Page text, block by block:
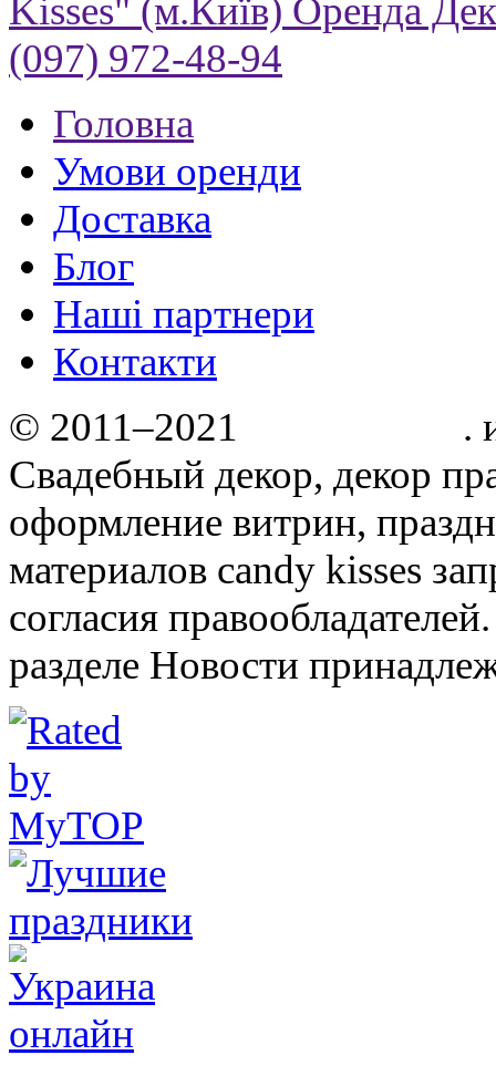
Головна
Умови оренди
Доставка
Блог
Нашi партнери
Контакти
© 2011–2021
.
Свадебный декор, декор
оформление витрин,
материалов candy kisses
согласия
разделе Новости